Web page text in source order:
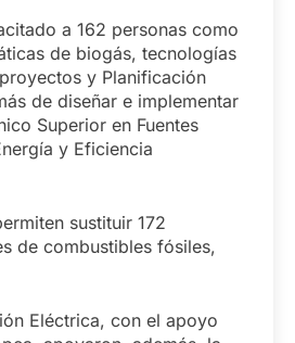
a 162 personas como
de biogás, tecnologías
y Planificación
de diseñar e implementar
Superior en Fuentes
y Eficiencia
sustituir 172
de combustibles fósiles,
Eléctrica, con el apoyo